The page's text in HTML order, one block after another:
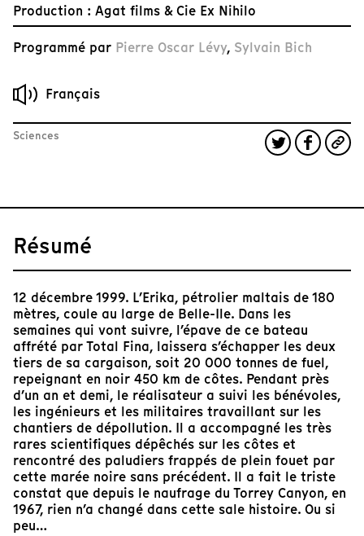
Production : Agat films & Cie Ex Nihilo
Programmé par Pierre Oscar Lévy, Sylvain Bich
Français
Sciences
Résumé
12 décembre 1999. L’Erika, pétrolier maltais de 180
mètres, coule au large de Belle-Ile. Dans les
semaines qui vont suivre, l’épave de ce bateau
affrété par Total Fina, laissera s’échapper les deux
tiers de sa cargaison, soit 20 000 tonnes de fuel,
repeignant en noir 450 km de côtes. Pendant près
d’un an et demi, le réalisateur a suivi les bénévoles,
les ingénieurs et les militaires travaillant sur les
chantiers de dépollution. Il a accompagné les très
rares scientifiques dépêchés sur les côtes et
rencontré des paludiers frappés de plein fouet par
cette marée noire sans précédent. Il a fait le triste
constat que depuis le naufrage du Torrey Canyon, en
1967, rien n’a changé dans cette sale histoire. Ou si
peu…